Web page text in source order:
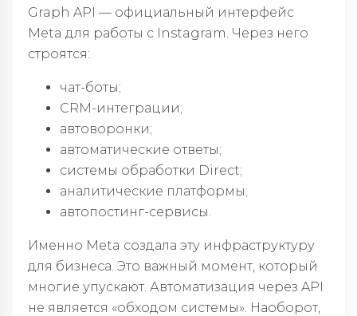
Graph API — официальный интерфейс
Meta для работы с Instagram. Через него
строятся:
чат-боты;
CRM-интеграции;
автоворонки;
автоматические ответы;
системы обработки Direct;
аналитические платформы;
автопостинг-сервисы.
Именно Meta создала эту инфраструктуру
для бизнеса. Это важный момент, который
многие упускают. Автоматизация через API
не является «обходом системы». Наоборот,